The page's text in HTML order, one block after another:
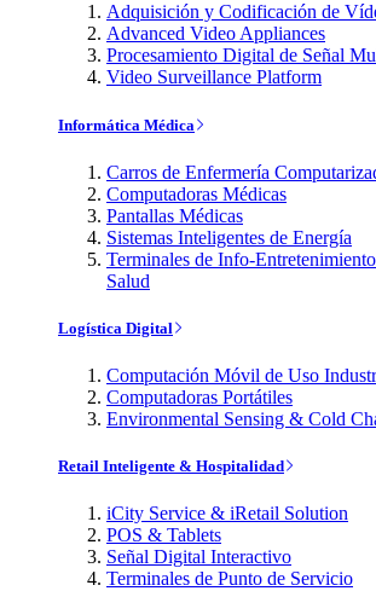
Adquisición y Codificación de
Advanced Video Appliances
Procesamiento Digital de Señal
Video Surveillance Platform
Informática Médica
Carros de Enfermería
Computadoras Médicas
Pantallas Médicas
Sistemas Inteligentes de Energía
Terminales de Info-
Salud
Logística Digital
Computación Móvil de Uso
Computadoras Portátiles
Environmental Sensing & Cold
Retail Inteligente & Hospitalidad
iCity Service & iRetail Solution
POS & Tablets
Señal Digital Interactivo
Terminales de Punto de Servicio